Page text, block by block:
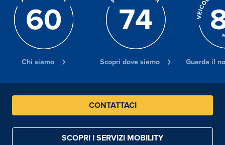
Chi siamo Scopri dove siamo Guarda il
CONTATTACI
SCOPRI I SERVIZI MOBILITY